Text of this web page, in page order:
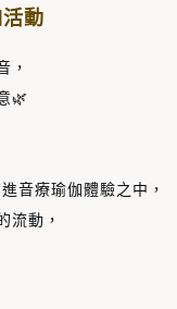
動
，
🌿
音療瑜伽體驗之中，
流動，